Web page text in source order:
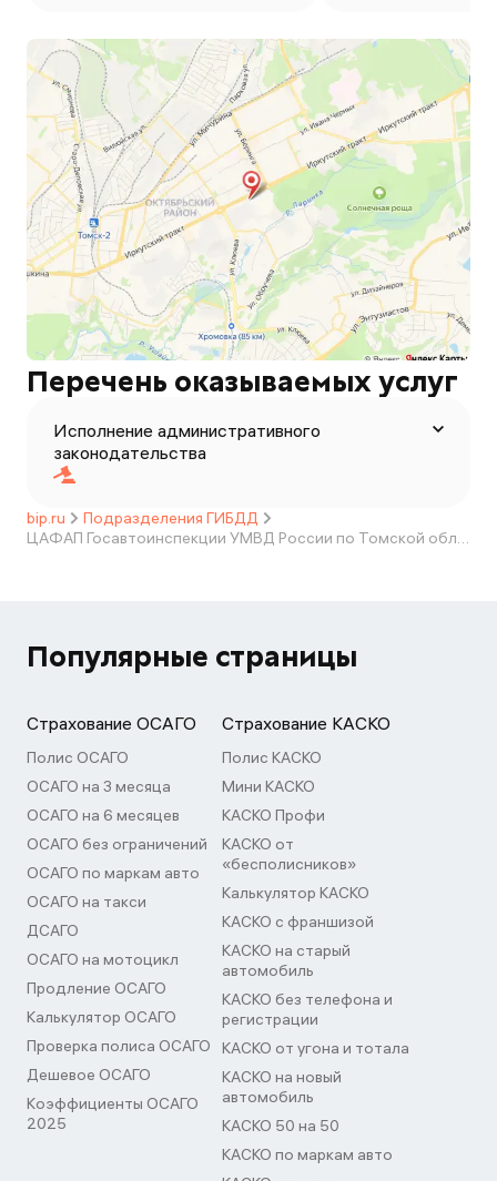
Перечень оказываемых услуг
Исполнение административного
законодательства
bip.ru
Подразделения ГИБДД
ЦАФАП Госавтоинспекции УМВД России по Томской области
Популярные страницы
Страхование ОСАГО
Полис ОСАГО
ОСАГО на 3 месяца
ОСАГО на 6 месяцев
ОСАГО без ограничений
ОСАГО по маркам авто
ОСАГО на такси
ДСАГО
ОСАГО на мотоцикл
Продление ОСАГО
Калькулятор ОСАГО
Проверка полиса ОСАГО
Дешевое ОСАГО
Коэффициенты ОСАГО
2025
Страхование КАСКО
Полис КАСКО
Мини КАСКО
КАСКО Профи
КАСКО от
«бесполисников»
Калькулятор КАСКО
КАСКО с франшизой
КАСКО на старый
автомобиль
КАСКО без телефона и
регистрации
КАСКО от угона и тотала
КАСКО на новый
автомобиль
КАСКО 50 на 50
КАСКО по маркам авто